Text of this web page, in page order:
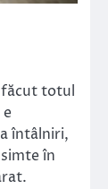
făcut totul
întâlniri,
în